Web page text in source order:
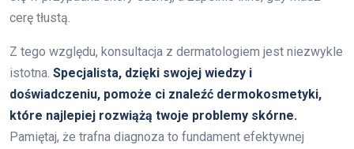
cerę tłustą.
Z tego względu, konsultacja z dermatologiem jest niezwykle
istotna. Specjalista, dzięki swojej wiedzy i
doświadczeniu, pomoże ci znaleźć dermokosmetyki,
które najlepiej rozwiążą twoje problemy skórne.
Pamiętaj, że trafna diagnoza to fundament efektywnej